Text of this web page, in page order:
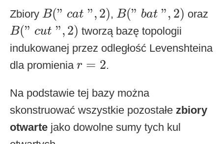
Zbiory B(" cat ",2)
B("c at", 2) , B(" bat ", 2)
B("b a t", 2)
oraz
B(" cut ",2)
B("c ut", 2)
tworzą bazę topologii
indukowanej przez odległość Levenshteina
dla promienia r = 2
r=2 .
Na podstawie tej bazy można
skonstruować wszystkie pozostałe zbiory
otwarte jako dowolne sumy tych kul